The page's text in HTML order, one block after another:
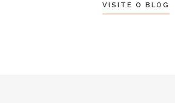
VISITE O BLOG